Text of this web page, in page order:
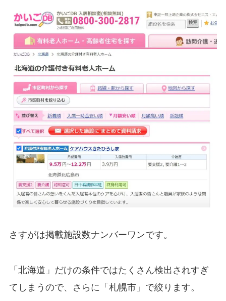
さすがは掲載施設数ナンバーワンです。
「北海道」だけの条件ではたくさん検出されすぎ
てしまうので、さらに「札幌市」で絞ります。